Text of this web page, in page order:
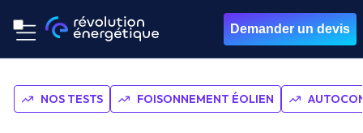
Demander un devis
NOS TESTS FOISONNEMENT ÉOLIEN